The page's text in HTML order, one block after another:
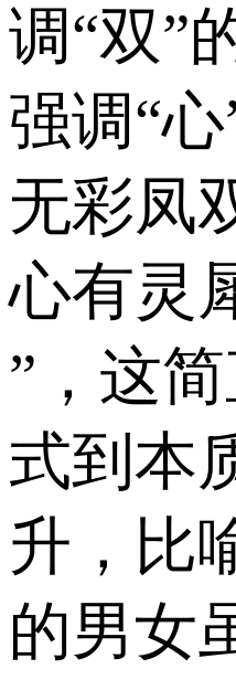
调“双”
强调“
无彩凤
心有灵
”，这
式到本
升，比
的男女